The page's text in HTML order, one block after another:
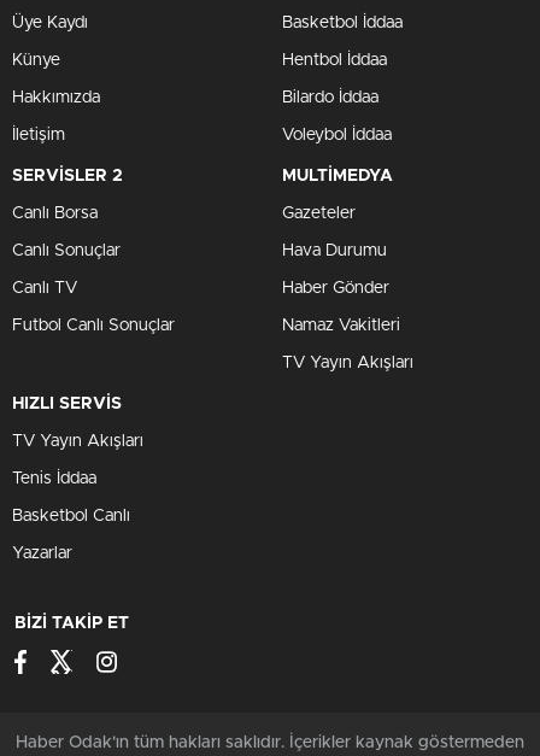
Üye Kaydı
Künye
Hakkımızda
İletişim
Basketbol İddaa
Hentbol İddaa
Bilardo İddaa
Voleybol İddaa
SERVİSLER 2
Canlı Borsa
Canlı Sonuçlar
Canlı TV
Futbol Canlı Sonuçlar
MULTİMEDYA
Gazeteler
Hava Durumu
Haber Gönder
Namaz Vakitleri
TV Yayın Akışları
HIZLI SERVİS
TV Yayın Akışları
Tenis İddaa
Basketbol Canlı
Yazarlar
BİZİ TAKİP ET
Haber Odak'ın tüm hakları saklıdır. İçerikler kaynak göstermeden